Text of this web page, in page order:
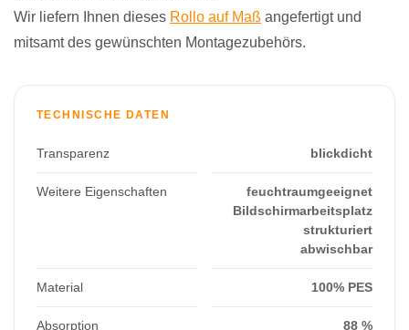
Wir liefern Ihnen dieses Rollo auf Maß angefertigt und
mitsamt des gewünschten Montagezubehörs.
TECHNISCHE DATEN
Transparenz blickdicht
Weitere Eigenschaften
feuchtraumgeeignet
Bildschirmarbeitsplatz
strukturiert
abwischbar
Material 100% PES
Absorption 88 %